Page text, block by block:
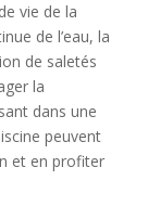
vie de la
de l’eau, la
de saletés
la
dans une
peuvent
et en profiter